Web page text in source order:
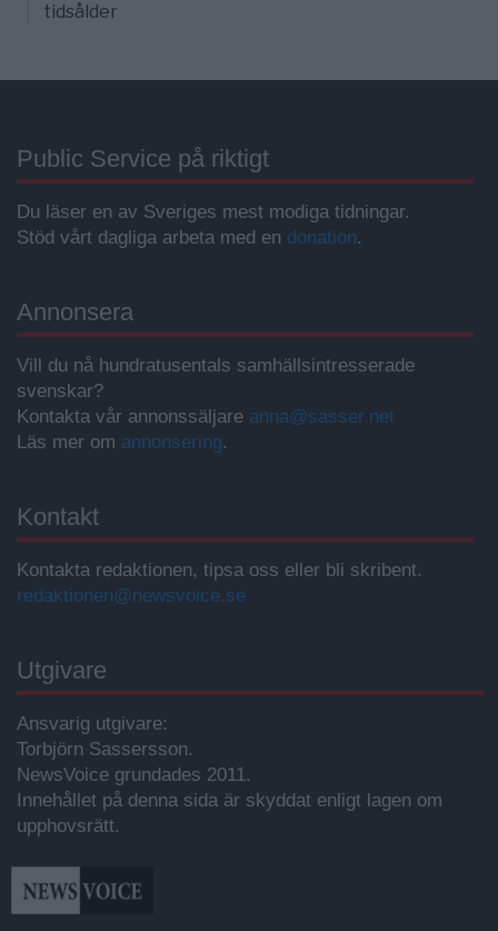
tidsålder
Public Service på riktigt
Du läser en av Sveriges mest modiga tidningar.
Stöd vårt dagliga arbeta med en donation.
Annonsera
Vill du nå hundratusentals samhällsintresserade
svenskar?
Kontakta vår annonssäljare anna@sasser.net
Läs mer om annonsering.
Kontakt
Kontakta redaktionen, tipsa oss eller bli skribent.
redaktionen@newsvoice.se
Utgivare
Ansvarig utgivare:
Torbjörn Sassersson.
NewsVoice grundades 2011.
Innehållet på denna sida är skyddat enligt lagen om
upphovsrätt.